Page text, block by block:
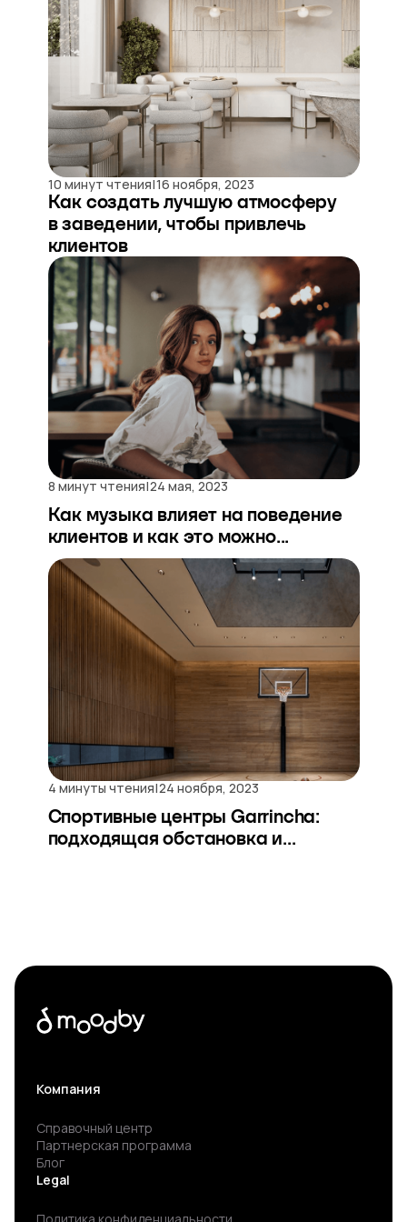
10 минут чтения|16 ноября, 2023
Как создать лучшую атмосферу
в заведении, чтобы привлечь
клиентов
8 минут чтения|24 мая, 2023
Как музыка влияет на поведение
клиентов и как это можно...
4 минуты чтения|24 ноября, 2023
Спортивные центры Garrincha:
подходящая обстановка и...
Компания
Справочный центр
Партнерская программа
Блог
Legal